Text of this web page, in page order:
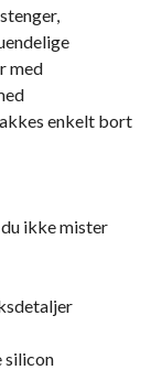
med
enkelt bort
ikke mister
silicon